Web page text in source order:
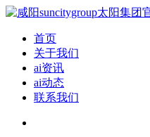
首页
关于我们
ai资讯
ai动态
联系我们